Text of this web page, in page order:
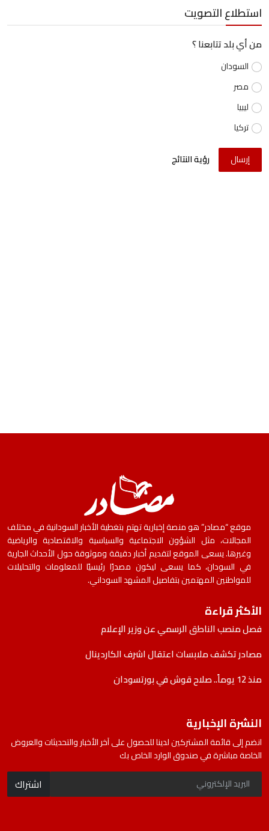
استطلاع التصويت
من أي بلد تتابعنا ؟
السودان
مصر
ليبيا
تركيا
إرسال رؤية النتائج
موقع “مصادر” هو منصة إخبارية تهتم بتغطية الأخبار السودانية في مختلف
المجالات، مثل الشؤون الاجتماعية والسياسية والاقتصادية والرياضية
وغيرها. يسعى الموقع لتقديم أخبار دقيقة وموثوقة حول الأحداث الجارية
في السودان، كما يسعى ليكون مصدرًا رئيسيًا للمعلومات والتحليلات
للمواطنين المهتمين بتفاصيل المشهد السوداني.
الأكثر قراءة
فصل منصب الناطق الرسمي عن وزير الإعلام
مصادر تكشف ملابسات اعتقال اشرف الكاردينال
منذ 12 يوماً.. صلاح قوش في بورتسودان
النشرة الإخبارية
انضم إلى قائمة المشتركين لدينا للحصول على آخر الأخبار والتحديثات والعروض
الخاصة مباشرة في صندوق الوارد الخاص بك
اشتراك